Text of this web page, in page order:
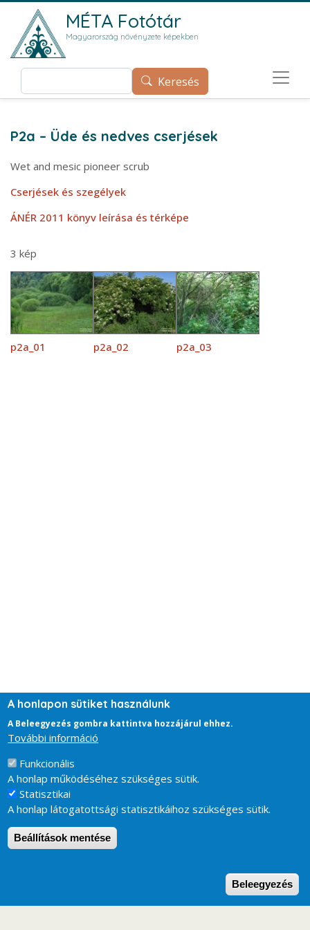
Ugrás a tartalomra
MÉTA Fotótár
Magyarország növényzete képekben
Keresés Keresés
P2a – Üde és nedves cserjések
Wet and mesic pioneer scrub
Cserjések és szegélyek
ÁNÉR 2011 könyv leírása és térképe
3 kép
p2a_01 p2a_02 p2a_03
A honlapon sütiket használunk
A Beleegyezés gombra kattintva hozzájárul ehhez.
További információ
Funkcionális
A honlap működéséhez szükséges sütik.
Statisztikai
A honlap látogatottsági statisztikáihoz szükséges sütik.
Beállítások mentése
Beleegyezés